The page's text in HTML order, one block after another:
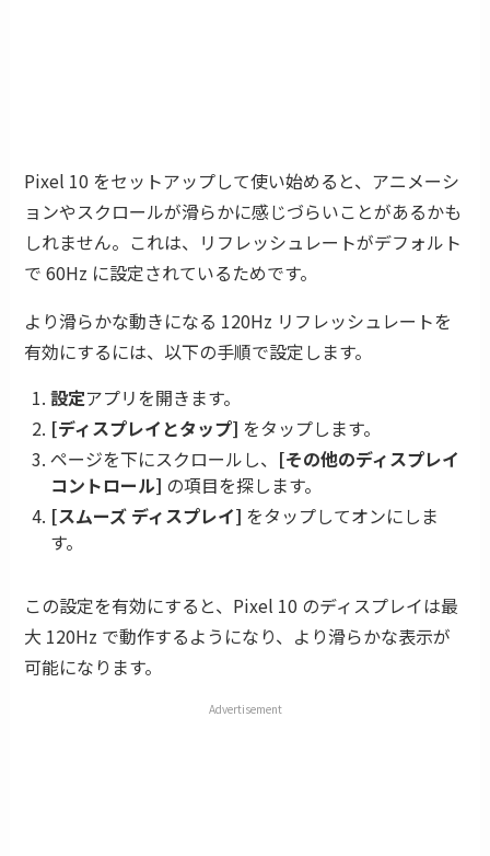
Pixel 10 をセットアップして使い始めると、アニメーシ
ョンやスクロールが滑らかに感じづらいことがあるかも
しれません。これは、リフレッシュレートがデフォルト
で 60Hz に設定されているためです。
より滑らかな動きになる 120Hz リフレッシュレートを
有効にするには、以下の手順で設定します。
設定アプリを開きます。
[ディスプレイとタップ] をタップします。
ページを下にスクロールし、 [その他のディスプレイ
コントロール] の項目を探します。
[スムーズ ディスプレイ] をタップしてオンにしま
す。
この設定を有効にすると、Pixel 10 のディスプレイは最
大 120Hz で動作するようになり、より滑らかな表示が
可能になります。
Advertisement